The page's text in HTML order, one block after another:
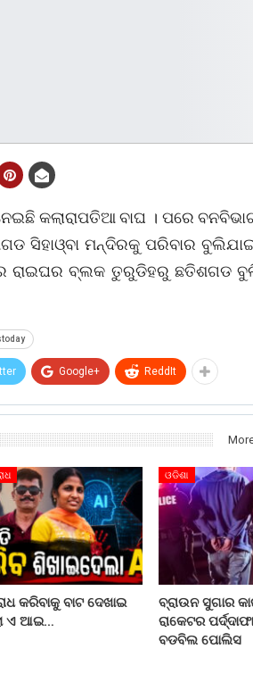
କଲାରାପତିଆ ବାଘ । ପରେ
ସିହାଓ୍ବା ମନ୍ଦିରକୁ ପରିବାର
ରାଇଘର ବ୍ଲକ ତୁରୁଡିହରୁ ଛତିଶଗଡ
Google+ ReddIt
କରିବାକୁ ବାଟ ଦେଖାଇ
ଏ ଆଇ…
ଓଡିଶା
ବ୍ରାଉନ ସୁଗାର
ରାକେଟର
ବଡବିଲ ପୋଲିସ